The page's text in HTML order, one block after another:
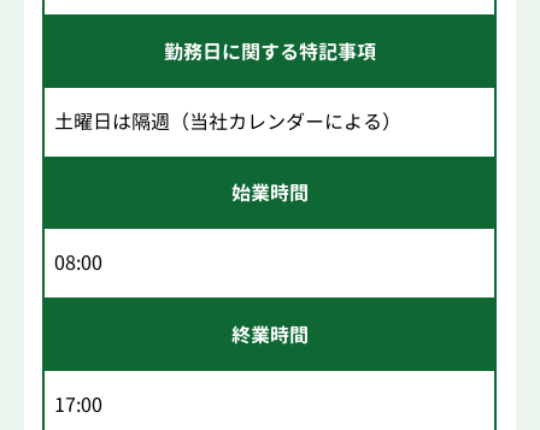
勤務日に関する特記事項
土曜日は隔週（当社カレンダーによる）
始業時間
08:00
終業時間
17:00